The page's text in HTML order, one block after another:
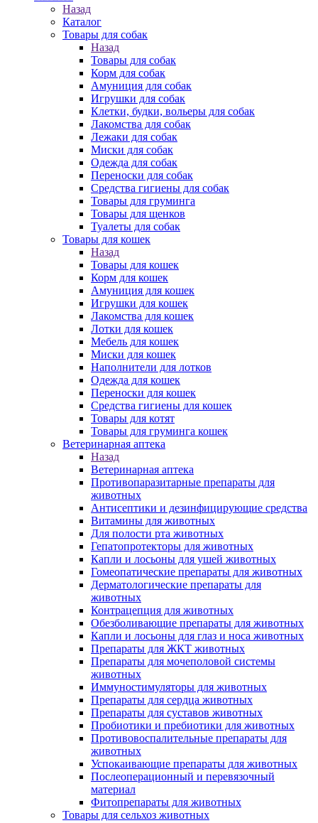
Назад
Каталог
Товары для собак
Назад
Товары для собак
Корм для собак
Амуниция для собак
Игрушки для собак
Клетки, будки, вольеры для собак
Лакомства для собак
Лежаки для собак
Миски для собак
Одежда для собак
Переноски для собак
Средства гигиены для собак
Товары для груминга
Товары для щенков
Туалеты для собак
Товары для кошек
Назад
Товары для кошек
Корм для кошек
Амуниция для кошек
Игрушки для кошек
Лакомства для кошек
Лотки для кошек
Мебель для кошек
Миски для кошек
Наполнители для лотков
Одежда для кошек
Переноски для кошек
Средства гигиены для кошек
Товары для котят
Товары для груминга кошек
Ветеринарная аптека
Назад
Ветеринарная аптека
Противопаразитарные препараты для
животных
Антисептики и дезинфицирующие средства
Витамины для животных
Для полости рта животных
Гепатопротекторы для животных
Капли и лосьоны для ушей животных
Гомеопатические препараты для животных
Дерматологические препараты для
животных
Контрацепция для животных
Обезболивающие препараты для животных
Капли и лосьоны для глаз и носа животных
Препараты для ЖКТ животных
Препараты для мочеполовой системы
животных
Иммуностимуляторы для животных
Препараты для сердца животных
Препараты для суставов животных
Пробиотики и пребиотики для животных
Противовоспалительные препараты для
животных
Успокаивающие препараты для животных
Послеоперационный и перевязочный
материал
Фитопрепараты для животных
Товары для сельхоз животных